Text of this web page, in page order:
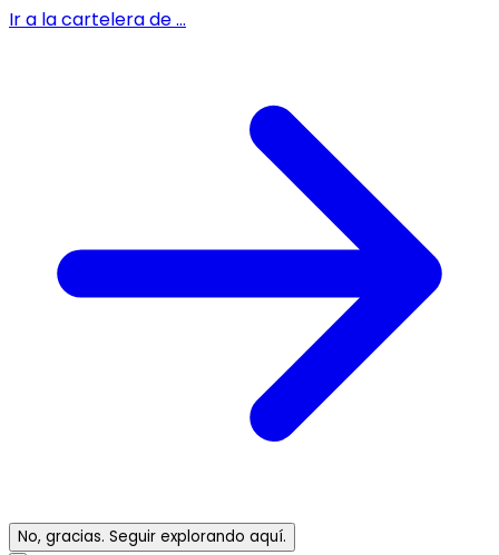
Ir a la cartelera de...
No, gracias. Seguir explorando aquí.